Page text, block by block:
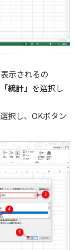
示されるの
「統計」 を選択し
択し、OKボタン